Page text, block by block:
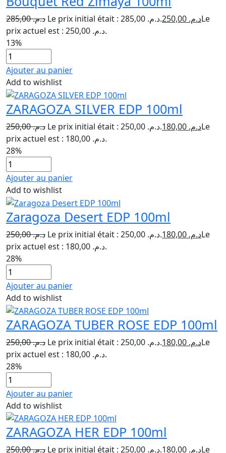
د.م.285,00 Le prix initial était : د.م. 285,00. د.م.Le
prix actuel est : د.م. 250,00.
13%
Ajouter au panier
Add to wishlist
ZARAGOZA SILVER EDP 100ml
د.م.250,00 Le prix initial était : د.م. 250,00. د.م.Le
prix actuel est : د.م. 180,00.
28%
Ajouter au panier
Add to wishlist
Zaragoza Desert EDP 100ml
د.م.250,00 Le prix initial était : د.م. 250,00. د.م.Le
prix actuel est : د.م. 180,00.
28%
Ajouter au panier
Add to wishlist
ZARAGOZA TUBER ROSE EDP 100ml
د.م.250,00 Le prix initial était : د.م. 250,00. د.م.Le
prix actuel est : د.م. 180,00.
28%
Ajouter au panier
Add to wishlist
ZARAGOZA HER EDP 100ml
د.م.250,00 Le prix initial était : د.م. 250,00. د.م.Le